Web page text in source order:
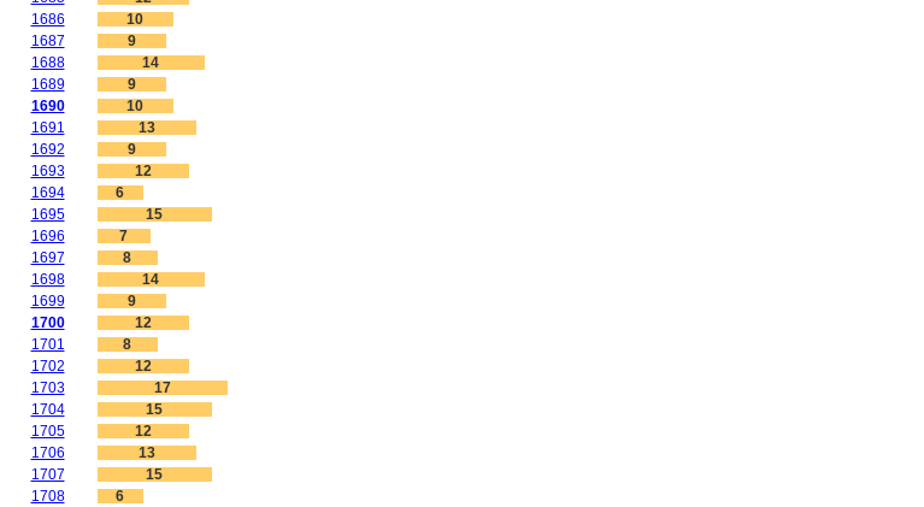
1686
10
1687
9
1688
14
1689
9
1690
10
1691
13
1692
9
1693
12
1694
6
1695
15
1696
7
1697
8
1698
14
1699
9
1700
12
1701
8
1702
12
1703
17
1704
15
1705
12
1706
13
1707
15
1708
6